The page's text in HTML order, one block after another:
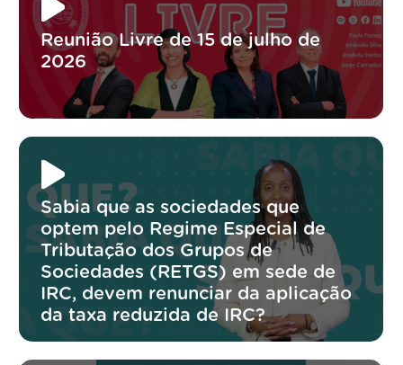
Reunião Livre de 15 de julho de
2026
Sabia que as sociedades que
optem pelo Regime Especial de
Tributação dos Grupos de
Sociedades (RETGS) em sede de
IRC, devem renunciar da aplicação
da taxa reduzida de IRC?